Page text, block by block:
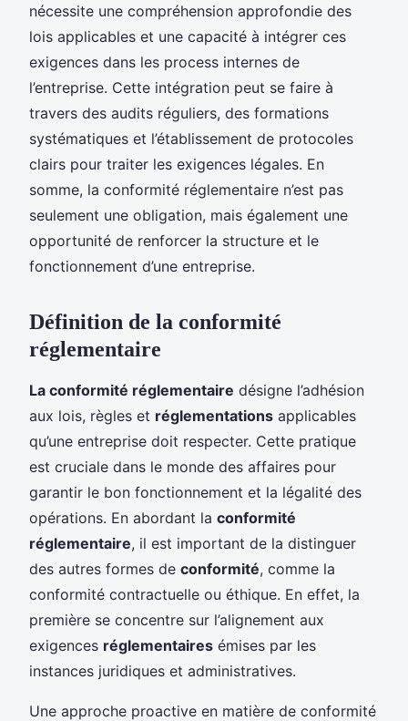
nécessite une compréhension approfondie des
lois applicables et une capacité à intégrer ces
exigences dans les process internes de
l’entreprise. Cette intégration peut se faire à
travers des audits réguliers, des formations
systématiques et l’établissement de protocoles
clairs pour traiter les exigences légales. En
somme, la conformité réglementaire n’est pas
seulement une obligation, mais également une
opportunité de renforcer la structure et le
fonctionnement d’une entreprise.
Définition de la conformité
réglementaire
La conformité réglementaire désigne l’adhésion
aux lois, règles et réglementations applicables
qu’une entreprise doit respecter. Cette pratique
est cruciale dans le monde des affaires pour
garantir le bon fonctionnement et la légalité des
opérations. En abordant la conformité
réglementaire, il est important de la distinguer
des autres formes de conformité, comme la
conformité contractuelle ou éthique. En effet, la
première se concentre sur l’alignement aux
exigences réglementaires émises par les
instances juridiques et administratives.
Une approche proactive en matière de conformité